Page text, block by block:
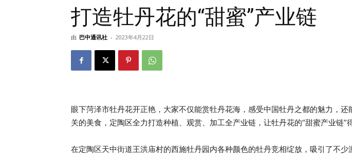
打造牡丹花的“甜蜜”产业链
由 巴中通讯社 - 2023年4月22日
眼下菏泽市牡丹花开正艳，大家不仅能赏牡丹花海，感受中国牡丹之都的魅力，还
关的美食，定陶区全力打造种植、观赏、加工全产业链，让牡丹花的“甜蜜产业链”
在定陶区天中街道王洪庙村的西施牡丹园内各种颜色的牡丹竞相绽放，吸引了不少